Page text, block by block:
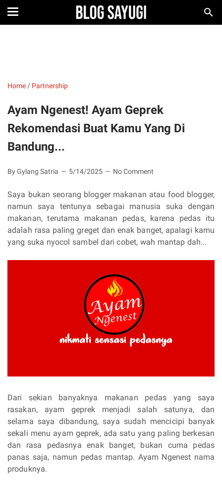
Home / Partnership
Ayam Ngenest! Ayam Geprek
Rekomendasi Buat Kamu Yang Di
Bandung...
By Gylang Satria 5/14/2025 No Comment
Saya bukan seorang blogger makanan atau food blogger,
namun saya tentunya sebagai manusia suka dengan
makanan, terutama makanan pedas, karena pedas itu
adalah rasa paling greget dan enak banget, apalagi kamu
yang suka nyocol sambel dari cobet, wah mantap dah...
Dari sekian banyaknya makanan pedas yang saya
rasakan, ayam geprek menjadi salah satunya, dan
selama saya dibandung, saya sudah mencicipi banyak
sekali menu ayam geprek, ada satu yang paling berkesan
dan rasa pedasnya enak banget, bukan cuma pedas
panas saja, namun pedas mantap. Ayam Ngenest nama
produknya.